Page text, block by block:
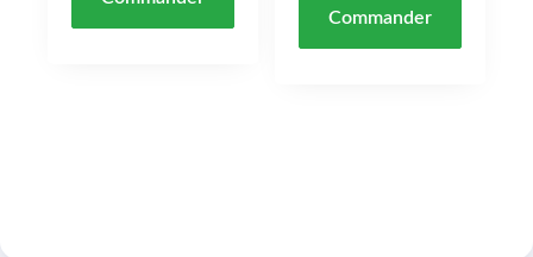
Commander